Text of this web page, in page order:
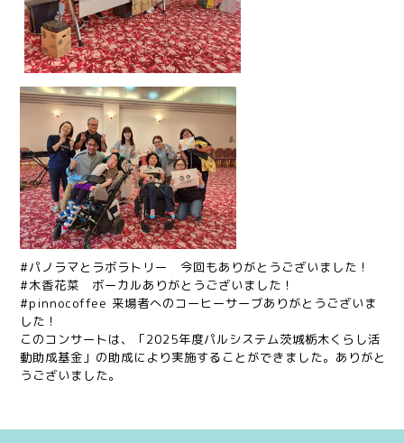
#パノラマとラボラトリー 今回もありがとうございました！
#木香花菜 ボーカルありがとうございました！
#pinnocoffee 来場者へのコーヒーサーブありがとうございま
した！
このコンサートは、「2025年度パルシステム茨城栃木くらし活
動助成基金」の助成により実施することができました。ありがと
うございました。